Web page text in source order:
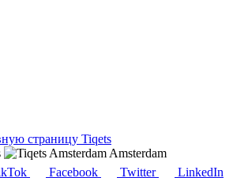
Amsterdam
Facebook Twitter
LinkedIn